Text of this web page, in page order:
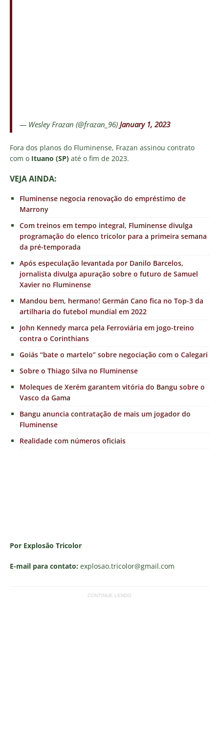
— Wesley Frazan (@frazan_96) January 1, 2023
Fora dos planos do Fluminense, Frazan assinou contrato
com o Ituano (SP) até o fim de 2023.
VEJA AINDA:
Fluminense negocia renovação do empréstimo de
Marrony
Com treinos em tempo integral, Fluminense divulga
programação do elenco tricolor para a primeira semana
da pré-temporada
Após especulação levantada por Danilo Barcelos,
jornalista divulga apuração sobre o futuro de Samuel
Xavier no Fluminense
Mandou bem, hermano! Germán Cano fica no Top-3 da
artilharia do futebol mundial em 2022
John Kennedy marca pela Ferroviária em jogo-treino
contra o Corinthians
Goiás “bate o martelo” sobre negociação com o Calegari
Sobre o Thiago Silva no Fluminense
Moleques de Xerém garantem vitória do Bangu sobre o
Vasco da Gama
Bangu anuncia contratação de mais um jogador do
Fluminense
Realidade com números oficiais
Por Explosão Tricolor
E-mail para contato: explosao.tricolor@gmail.com
CONTINUE LENDO